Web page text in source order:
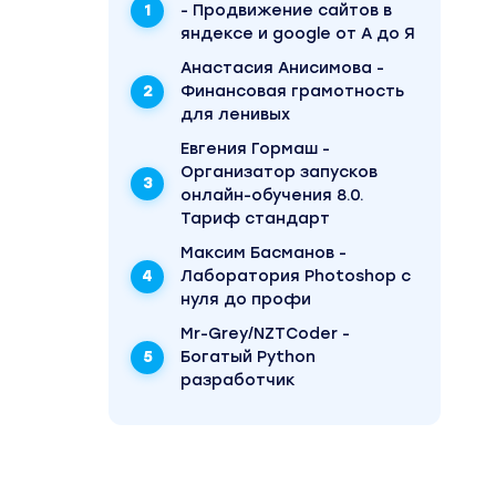
- Продвижение сайтов в
яндексе и google от А до Я
Анастасия Анисимова -
Финансовая грамотность
для ленивых
Евгения Гормаш -
Организатор запусков
онлайн-обучения 8.0.
Тариф стандарт
Максим Басманов -
Лаборатория Photoshop с
нуля до профи
Mr-Grey/NZTCoder -
Богатый Python
разработчик